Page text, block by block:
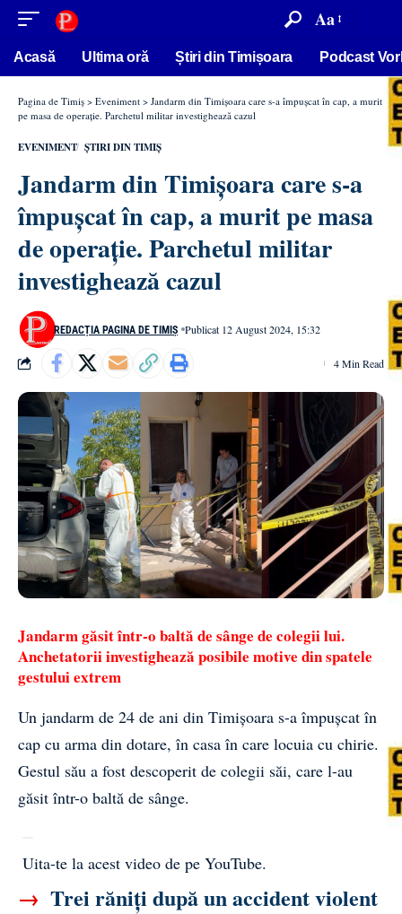
conținut Aa
Acasă Ultima oră Știri din Timișoara Podcast
Pagina de Timiș > Eveniment > Jandarm din Timișoara care s-a împușcat în cap, a murit
pe masa de operație. Parchetul militar investighează cazul
EVENIMENT ȘTIRI DIN TIMIȘ
Jandarm din Timișoara care s-a
împușcat în cap, a murit pe masa
de operație. Parchetul militar
investighează cazul
REDACȚIA PAGINA DE TIMIȘ Publicat 12 August 2024, 15:32
4 Min Read
Jandarm găsit într-o baltă de sânge de colegii lui.
Anchetatorii investighează posibile motive din spatele
gestului extrem
Un jandarm de 24 de ani din Timișoara s-a împușcat în
cap cu arma din dotare, în casa în care locuia cu chirie.
Gestul său a fost descoperit de colegii săi, care l-au
găsit într-o baltă de sânge.
Uita-te la acest video de pe YouTube.
→ Trei răniți după un accident violent